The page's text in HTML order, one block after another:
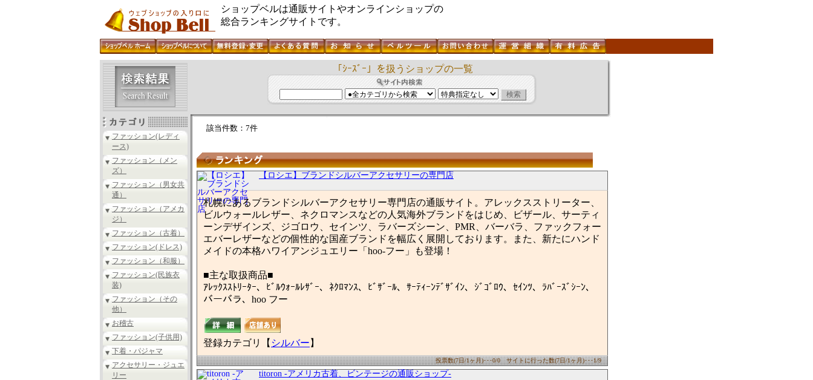
ショップベルは通販サイトやオンラインショップの
総合ランキングサイトです。
ファッション(レディ
ース)
ファッション（メン
ズ）
ファッション（男女共
通）
ファッション（アメカ
ジ）
ファッション（古着）
ファッション(ドレス)
ファッション（和服）
ファッション(民族衣
装)
ファッション（その
他）
お稽古
ファッション(子供用)
下着・パジャマ
アクセサリー・ジュエ
リー
「ｼｰｽﾞｰ」を扱うショップの一覧
該当件数：7件
【ロシエ】ブランドシルバーアクセサリーの専門店
札幌にあるブランドシルバーアクセサリー専門店の通販サイト。アレックスストリーター、
ビルウォールレザー、ネクロマンスなどの人気海外ブランドをはじめ、ビザール、サーティ
ーンデザインズ、ジゴロウ、セインツ、ラバーズシーン、PMR、バーバラ、ファックフォー
エバーレザーなどの個性的な国産ブランドを幅広く展開しております。また、新たにハンド
メイドの本格ハワイアンジュエリー「hoo-フー」も登場！
■主な取扱商品■
ｱﾚｯｸｽｽﾄﾘｰﾀｰ、ﾋﾞﾙｳｫｰﾙﾚｻﾞｰ、ﾈｸﾛﾏﾝｽ、ﾋﾞｻﾞｰﾙ、ｻｰﾃｨｰﾝﾃﾞｻﾞｲﾝ、ｼﾞｺﾞﾛｳ、ｾｲﾝﾂ、ﾗﾊﾞｰｽﾞｼｰﾝ、
バーバラ、hoo フー
登録カテゴリ【 シルバー 】
投票数(7日/1ヶ月)･･･0/0 サイトに行った数(7日/1ヶ月)･･･1/9
titoron -アメリカ古着、ビンテージの通販ショップ-